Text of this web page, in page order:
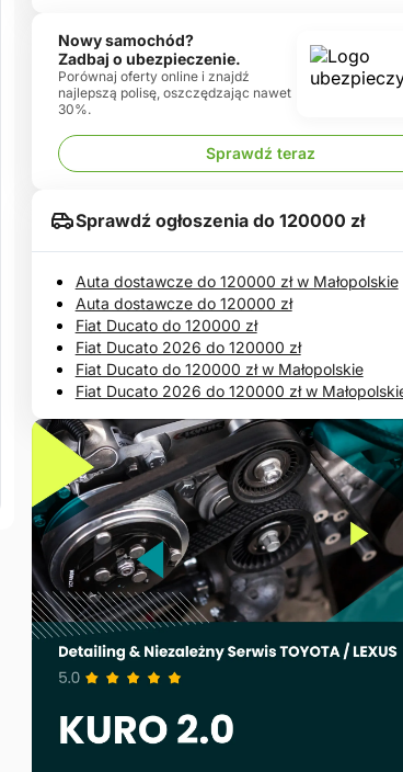
Nowy samochód?
Zadbaj o ubezpieczenie.
Porównaj oferty online i znajdź
najlepszą polisę, oszczędzając nawet
30%.
Sprawdź teraz
Sprawdź ogłoszenia do 120000 zł
Auta dostawcze do 120000 zł w Małopolskie
Auta dostawcze do 120000 zł
Fiat Ducato do 120000 zł
Fiat Ducato 2026 do 120000 zł
Fiat Ducato do 120000 zł w Małopolskie
Fiat Ducato 2026 do 120000 zł w